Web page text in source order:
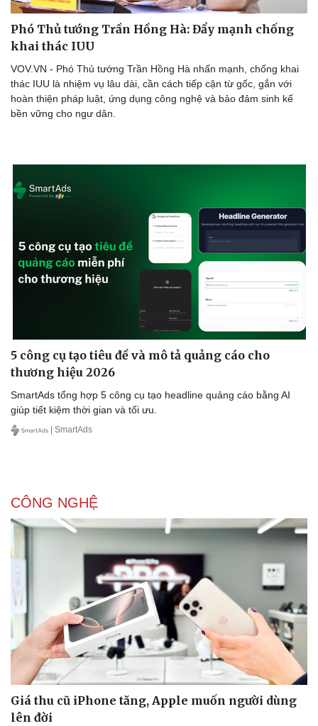
Sức khỏe
Sản phụ khoa
Nhi khoa
Nam khoa
Nhà đẹp
Blog
Tình yêu - Gia đình
Phó Thủ tướng Trần Hồng Hà: Đẩy mạnh chống
khai thác IUU
VOV.VN - Phó Thủ tướng Trần Hồng Hà nhấn mạnh, chống khai
thác IUU là nhiệm vụ lâu dài, cần cách tiếp cận từ gốc, gắn với
hoàn thiện pháp luật, ứng dụng công nghệ và bảo đảm sinh kế
bền vững cho ngư dân.
5 công cụ tạo tiêu đề và mô tả quảng cáo cho
thương hiệu 2026
SmartAds tổng hợp 5 công cụ tạo headline quảng cáo bằng AI
giúp tiết kiệm thời gian và tối ưu.
| SmartAds
CÔNG NGHỆ
Giá thu cũ iPhone tăng, Apple muốn người dùng
lên đời